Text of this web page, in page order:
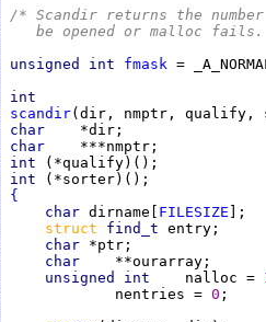
/* Scandir returns the
be opened or malloc fails.
unsigned int fmask
int
scandir
char
char
int
int
{
char dirname[ FILESIZE
struct find_t
char
char
unsigned int nalloc =
             nentries =
0